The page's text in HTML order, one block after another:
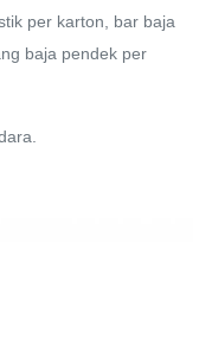
per karton, bar baja
baja pendek per